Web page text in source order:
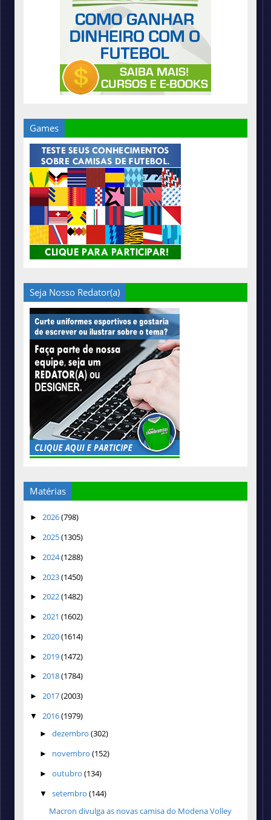
Games
Seja Nosso Redator(a)
Matérias
► 2026(798)
► 2025(1305)
► 2024(1288)
► 2023(1450)
► 2022(1482)
► 2021 (1602)
► 2020(1614)
► 2019(1472)
► 2018(1784)
► 2017(2003)
▼ 2016(1979)
► dezembro (302)
► novembro (152)
► outubro (134)
▼ setembro (144)
Macron divulga as novas camisa do Modena Volley